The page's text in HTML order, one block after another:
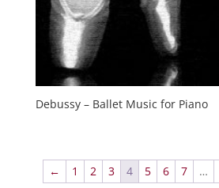
Debussy – Ballet Music for Piano
← 1 2 3 4 5 6 7 …